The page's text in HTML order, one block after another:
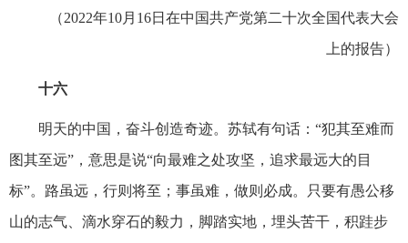
（2022年10月16日在中国共产党第二十次全国代表大会
上的报告）
十六
明天的中国，奋斗创造奇迹。苏轼有句话：“犯其至难而
图其至远”，意思是说“向最难之处攻坚，追求最远大的目
标”。路虽远，行则将至；事虽难，做则必成。只要有愚公移
山的志气、滴水穿石的毅力，脚踏实地，埋头苦干，积跬步